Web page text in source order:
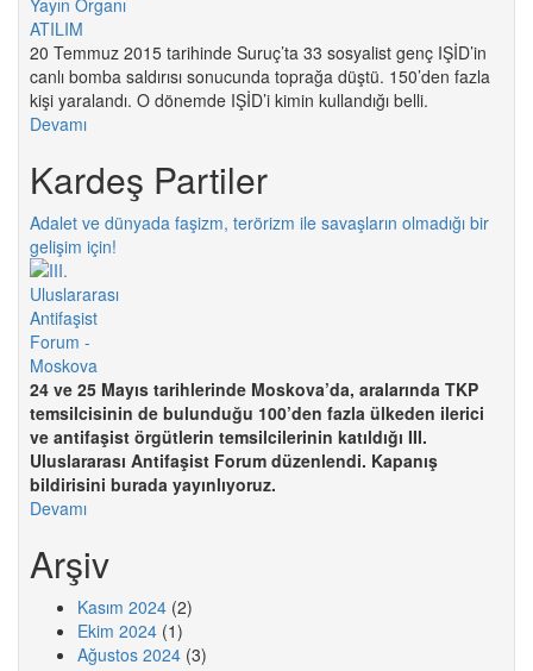
20 Temmuz 2015 tarihinde Suruç’ta 33 sosyalist genç IŞİD’in
canlı bomba saldırısı sonucunda toprağa düştü. 150’den fazla
kişi yaralandı. O dönemde IŞİD’i kimin kullandığı belli.
Devamı
Kardeş Partiler
Adalet ve dünyada faşizm, terörizm ile savaşların olmadığı bir
gelişim için!
24 ve 25 Mayıs tarihlerinde Moskova’da, aralarında TKP
temsilcisinin de bulunduğu 100’den fazla ülkeden ilerici
ve antifaşist örgütlerin temsilcilerinin katıldığı III.
Uluslararası Antifaşist Forum düzenlendi. Kapanış
bildirisini burada yayınlıyoruz.
Devamı
Arşiv
Kasım 2024 (2)
Ekim 2024 (1)
Ağustos 2024 (3)